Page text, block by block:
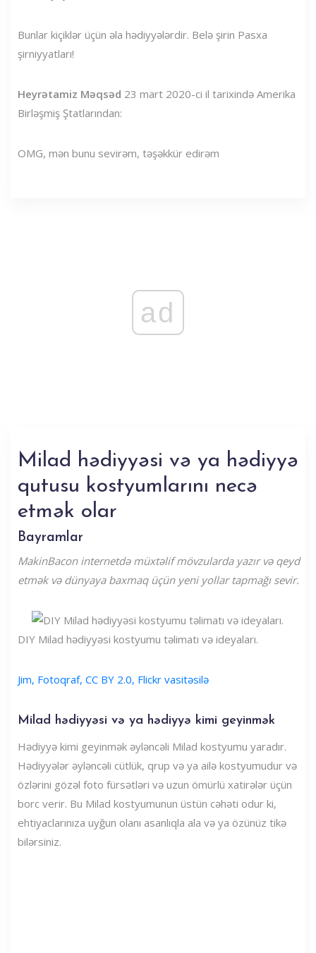
Bunlar kiçiklər üçün əla hədiyyələrdir. Belə şirin Pasxa
şirniyyatları!
Heyrətamiz Məqsəd 23 mart 2020-ci il tarixində Amerika
Birləşmiş Ştatlarından:
OMG, mən bunu sevirəm, təşəkkür edirəm
ad
Milad hədiyyəsi və ya hədiyyə
qutusu kostyumlarını necə
etmək olar
Bayramlar
MakinBacon internetdə müxtəlif mövzularda yazır və qeyd
etmək və dünyaya baxmaq üçün yeni yollar tapmağı sevir.
DIY Milad hədiyyəsi kostyumu təlimatı və ideyaları.
Jim, Fotoqraf, CC BY 2.0, Flickr vasitəsilə
Milad hədiyyəsi və ya hədiyyə kimi geyinmək
Hədiyyə kimi geyinmək əyləncəli Milad kostyumu yaradır.
Hədiyyələr əyləncəli cütlük, qrup və ya ailə kostyumudur və
özlərini gözəl foto fürsətləri və uzun ömürlü xatirələr üçün
borc verir. Bu Milad kostyumunun üstün cəhəti odur ki,
ehtiyaclarınıza uyğun olanı asanlıqla ala və ya özünüz tikə
bilərsiniz.